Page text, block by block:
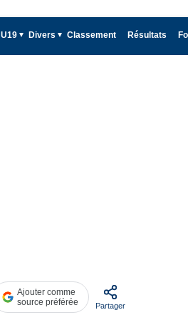
U19 Divers Classement Résultats
Ajouter comme
source préférée
Partager